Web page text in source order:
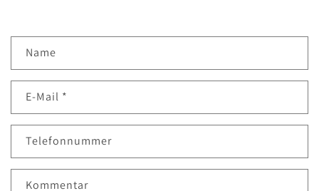
n
a
t
f
Name
E-Mail *
Telefonnummer
Kommentar